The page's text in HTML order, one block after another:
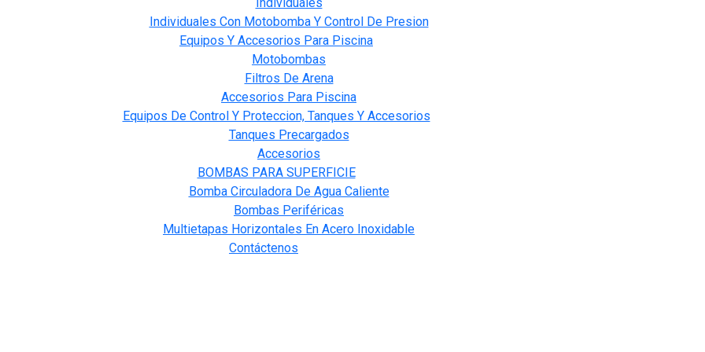
Individuales Con Motobomba Y Control De Presion
Equipos Y Accesorios Para Piscina
Motobombas
Filtros De Arena
Accesorios Para Piscina
Equipos De Control Y Proteccion, Tanques Y Accesorios
Tanques Precargados
Accesorios
BOMBAS PARA SUPERFICIE
Bomba Circuladora De Agua Caliente
Bombas Periféricas
Multietapas Horizontales En Acero Inoxidable
Contáctenos